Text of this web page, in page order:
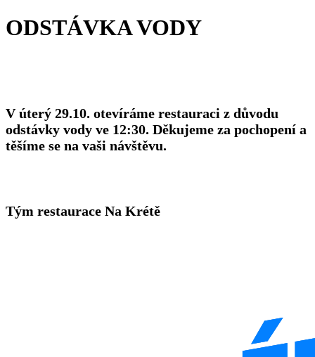
ODSTÁVKA VODY
V úterý 29.10. otevíráme restauraci z důvodu
odstávky vody ve 12:30. Děkujeme za pochopení a
těšíme se na vaši návštěvu.
Tým restaurace Na Krétě